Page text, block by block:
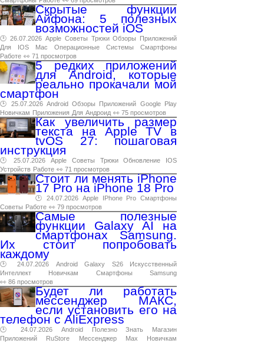
Скрытые функции
Айфона: 5 полезных
возможностей iOS
🕑 26.07.2026 Apple Советы Трюки Обзоры
Приложений
Для
IOS Mac Операционные Системы
Смартфоны
Работе 👀 71 просмотров
5 редких приложений
для Android, которые
реально прокачали мой
смартфон
🕑 25.07.2026 Android Обзоры Приложений Google
Play
Новичкам Приложения Для Андроид 👀 75 просмотров
Как увеличить размер
текста на Apple TV в
tvOS 27: пошаговая
инструкция
🕑 25.07.2026 Apple Советы Трюки Обновление
IOS
Устройств Работе 👀 71 просмотров
Стоит ли менять iPhone
17 Pro на iPhone 18 Pro
🕑 24.07.2026 Apple IPhone Pro Смартфоны
Советы Работе 👀 79 просмотров
Самые полезные
функции Galaxy AI на
смартфонах Samsung.
Их стоит попробовать
каждому
🕑 24.07.2026 Android Galaxy S26
Искусственный
Интеллект
Новичкам Смартфоны
Samsung
👀 86 просмотров
Будет ли работать
мессенджер МАКС,
если установить его на
телефон с AliExpress
🕑 24.07.2026 Android Полезно Знать
Магазин
Приложений
RuStore Мессенджер Max
Новичкам